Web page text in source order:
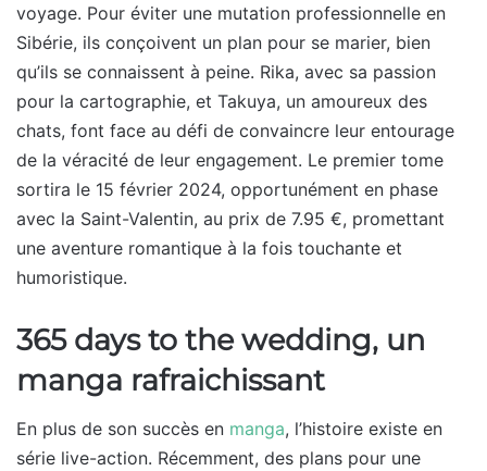
voyage. Pour éviter une mutation professionnelle en
Sibérie, ils conçoivent un plan pour se marier, bien
qu’ils se connaissent à peine. Rika, avec sa passion
pour la cartographie, et Takuya, un amoureux des
chats, font face au défi de convaincre leur entourage
de la véracité de leur engagement. Le premier tome
sortira le 15 février 2024, opportunément en phase
avec la Saint-Valentin, au prix de 7.95 €, promettant
une aventure romantique à la fois touchante et
humoristique.
365 days to the wedding, un
manga rafraichissant
En plus de son succès en manga, l’histoire existe en
série live-action. Récemment, des plans pour une